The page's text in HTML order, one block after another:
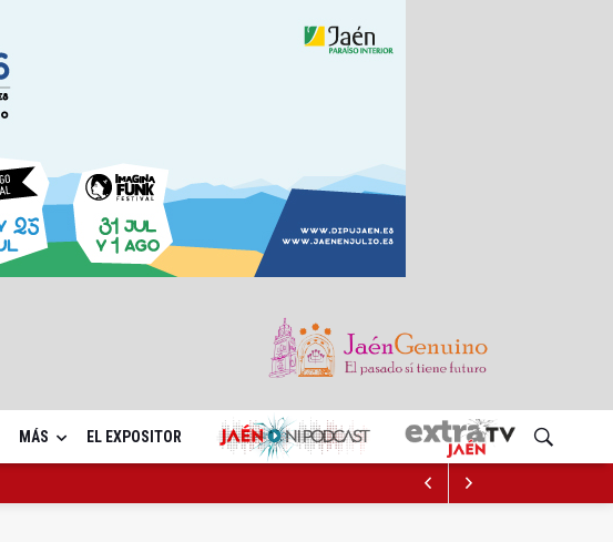
MÁS EL EXPOSITOR